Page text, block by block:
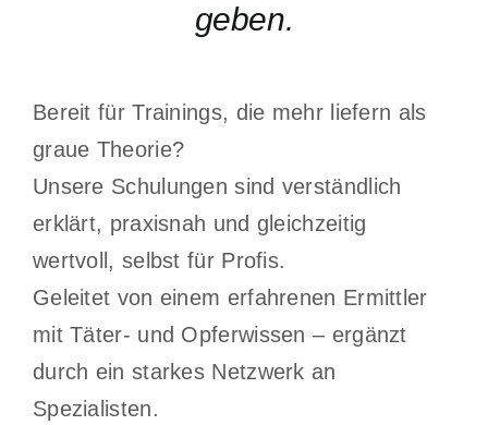
geben.
Bereit für Trainings, die mehr liefern als
graue Theorie?
Unsere Schulungen sind verständlich
erklärt, praxisnah und gleichzeitig
wertvoll, selbst für Profis.
Geleitet von einem erfahrenen Ermittler
mit Täter- und Opferwissen – ergänzt
durch ein starkes Netzwerk an
Spezialisten.